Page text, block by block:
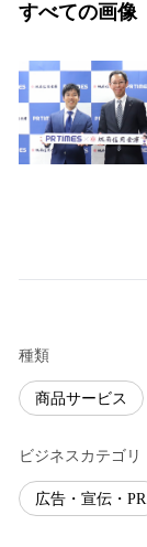
すべての画像
種類
商品サービス
ビジネスカテゴリ
広告・宣伝・PR